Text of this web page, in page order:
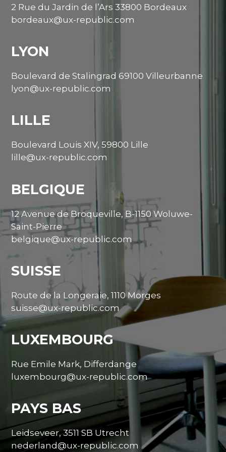
2 Rue du Jardin de l’Ars 33800 Bordeaux
bordeaux@ux-republic.com
LYON
Boulevard de Stalingrad 69100 Villeurbanne
lyon@ux-republic.com
LILLE
Boulevard Louis XIV, 59800 Lille
lille@ux-republic.com
BELGIQUE
12 Avenue de Broqueville, B-1150 Woluwe-
Saint-Pierre
belgique@ux-republic.com
SUISSE
Route de la Longeraie, 1110 Morges
suisse@ux-republic.com
LUXEMBOURG
Rue Emile Mark, Differdange
luxembourg@ux-republic.com
PAYS BAS
Leidseveer, 3511 SB Utrecht
nederland@ux-republic.com